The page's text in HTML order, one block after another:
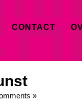
CONTACT
»